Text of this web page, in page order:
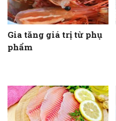
Gia tăng giá trị từ phụ
phẩm